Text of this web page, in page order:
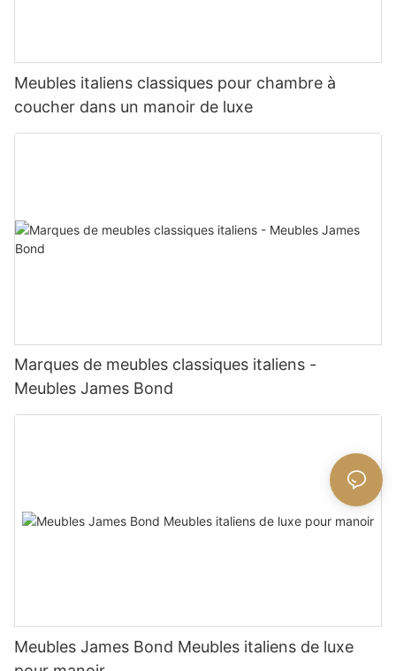
Meubles italiens classiques pour chambre à
coucher dans un manoir de luxe
Marques de meubles classiques italiens -
Meubles James Bond
Meubles James Bond Meubles italiens de luxe